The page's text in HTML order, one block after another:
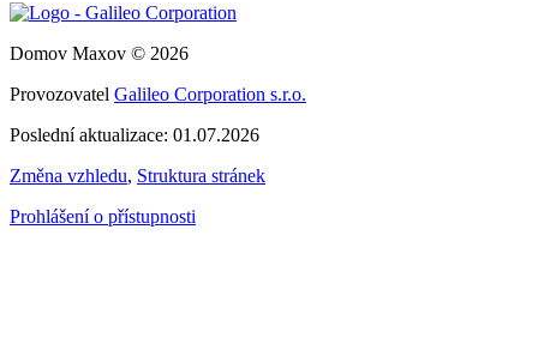
Domov Maxov © 2026
Provozovatel Galileo Corporation s.r.o.
Poslední aktualizace: 01.07.2026
Změna vzhledu, Struktura stránek
Prohlášení o přístupnosti